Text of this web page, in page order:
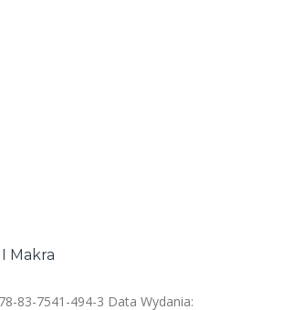
Makra
83-7541-494-3 Data Wydania: